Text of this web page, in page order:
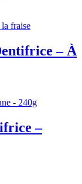
– À
–